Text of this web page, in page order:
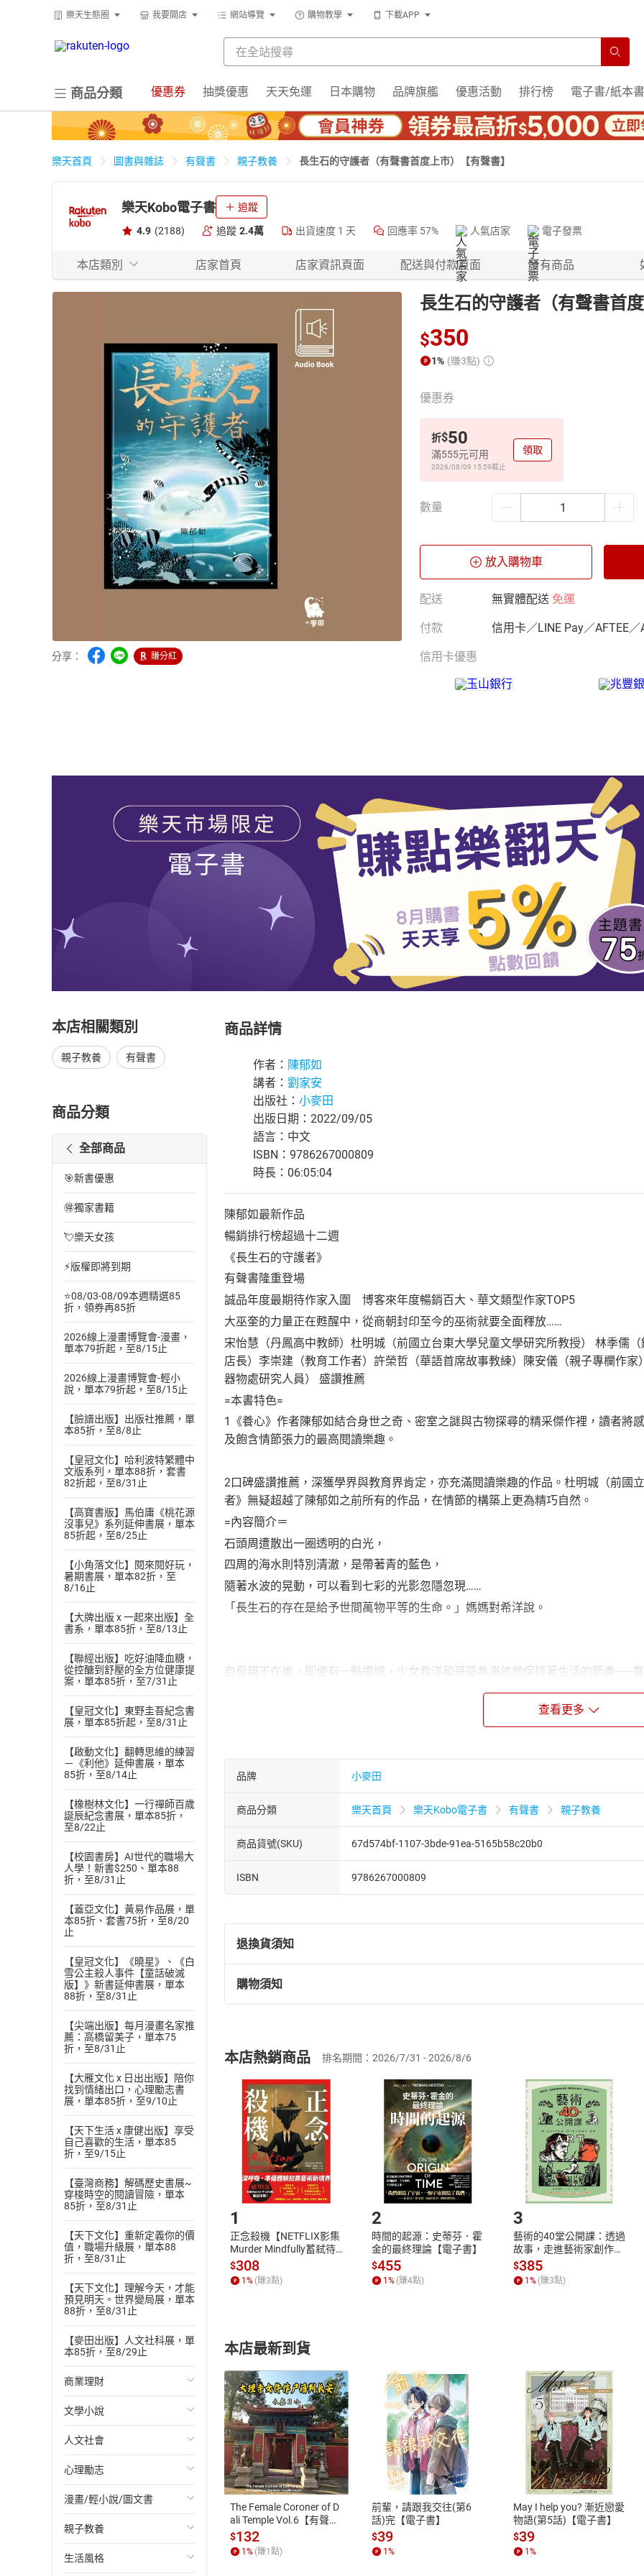
樂天生態圈 我要開店 網站導覽 購物教學 下載APP
商品分類 優惠券 抽獎優惠 天天免運 日本購物 品牌旗艦 優惠活動 排行榜 電子書/紙本書
樂天首頁 圖書與雜誌 有聲書 親子教養 長生石的守護者（有聲書首度上市）【有聲書】
樂天Kobo電子書 追蹤
4.9 (2188) 追蹤 2.4萬 出貨速度 1 天 回應率 57% 人氣店家 電子發票
本店類別 店家首頁 店家資訊頁面 配送與付款頁面 所有商品
分享： 賺分紅
長生石的守護者（有聲書首
$350
1% (賺3點)
優惠券
折$50
滿555元可用
2026/08/09 15:59截止
領取
數量
放入購物車
配送 無實體配送 免運
付款 信用卡／LINE Pay／AFTEE／
信用卡優惠
本店相關類別
親子教養 有聲書
商品分類
全部商品
🎯新書優惠
🉐獨家書籍
💘樂天女孩
⚡版權即將到期
⭐08/03-08/09本週精選85
折，領券再85折
2026線上漫畫博覽會-漫畫，
單本79折起，至8/15止
2026線上漫畫博覽會-輕小
說，單本79折起，至8/15止
【臉譜出版】出版社推薦，單
本85折，至8/8止
【皇冠文化】哈利波特繁體中
文版系列，單本88折，套書
82折起，至8/31止
【高寶書版】馬伯庸《桃花源
沒事兒》系列延伸書展，單本
85折起，至8/25止
【小角落文化】閱來閱好玩，
暑期書展，單本82折，至
8/16止
【大牌出版 x 一起來出版】全
書系，單本85折，至8/13止
【聯經出版】吃好油降血糖，
從控醣到舒壓的全方位健康提
案，單本85折，至7/31止
【皇冠文化】東野圭吾紀念書
展，單本85折起，至8/31止
【啟動文化】翻轉思維的練習
－《利他》延伸書展，單本
85折，至8/14止
【橡樹林文化】一行禪師百歲
誕辰紀念書展，單本85折，
至8/22止
【校園書房】AI世代的職場大
人學！新書$250、單本88
折，至8/31止
【蓋亞文化】黃易作品展，單
本85折、套書75折，至8/20
止
【皇冠文化】《曉星》、《白
雪公主殺人事件【童話破滅
版】》新書延伸書展，單本
88折，至8/31止
【尖端出版】每月漫畫名家推
薦：高橋留美子，單本75
折，至8/31止
【大雁文化 x 日出出版】陪你
找到情緒出口，心理勵志書
展，單本85折，至9/10止
【天下生活 x 康健出版】享受
自己喜歡的生活，單本85
折，至9/15止
【臺灣商務】解碼歷史書展~
穿梭時空的閱讀冒險，單本
85折，至8/31止
【天下文化】重新定義你的價
值，職場升級展，單本88
折，至8/31止
【天下文化】理解今天，才能
預見明天。世界變局展，單本
88折，至8/31止
【麥田出版】人文社科展，單
本85折，至8/29止
商業理財
投資理財
經濟/趨勢
財務/金融
管理/領導
職場工作術
成功法
文學小說
歐美文學
日本文學
韓國文學
華文文學
經典文學
人文社會
國際關係
政治
社會科學
台灣/中國歷史
心理勵志
心靈成長/情緒
人際關係
兩性關係
漫畫/輕小說/圖文書
輕小說
奇幻/科幻
親子教養
教育現場
生活風格
商品詳情
作者： 陳郁如
講者： 劉家安
出版社： 小麥田
出版日期：2022/09/05
語言：中文
ISBN：9786267000809
時長：06:05:04
陳郁如最新作品
暢銷排行榜超過十二週
《長生石的守護者》
有聲書隆重登場
誠品年度最期待作家入圍 博客來年度暢銷百大、華文類型作家TOP5
大巫奎的力量正在甦醒中，從商朝封印至今的巫術就要全面釋放……
宋怡慧（丹鳳高中教師）杜明城（前國立台東大學兒童文學研究所教授） 林季儒
店長）李崇建（教育工作者）許榮哲（華語首席故事教練）陳安儀（親子專欄作
器物處研究人員） 盛讚推薦
=本書特色=
1《養心》作者陳郁如結合身世之奇、密室之謎與古物探尋的精采傑作裡，讀者將
及飽含情節張力的最高閱讀樂趣。
2口碑盛讚推薦，深獲學界與教育界肯定，亦充滿閱讀樂趣的作品。杜明城（前國
者》無疑超越了陳郁如之前所有的作品，在情節的構築上更為精巧自然。
=內容簡介＝
石頭周遭散出一圈透明的白光，
四周的海水則特別清澈，是帶著青的藍色，
隨著水波的晃動，可以看到七彩的光影忽隱忽現……
「長生石的存在是給予世間萬物平等的生命。」媽媽對希洋說。
自母親不在後，即使有一點遺憾，少女希洋和哥哥希海依然保持著生活的節奏——
希洋有次在海裡發現羊形石後，無意間啟動了封印的巫術，她與新認識的朋友合
芒的智梟找上門，讓沉埋十五年的凶殺案證物「鈴首青銅彎刀」重見天日，引出
到來的鬥法中助希洋一臂之力，幫助她拯救哥哥的性命……
害家人與朋友，而來自三千年前的商朝大巫師始終沒有放棄復活的念頭，準備藉
原收錄於《動物星球偵探推理事件簿》的兩篇〈靈羊〉、〈智梟〉，經作者全新
之奇、密室之謎與古物探尋的精采傑作裡，讀者將感受到貪念與正直的對決、誤
＝好評推薦＝
陳郁如的作品總令人覺得是做足功課而落筆的，古代文化知識豐富了情節的想像
來，《長生石的守護者》是陳郁如作品的一道里程碑，它令我對作者懷抱更深切
宋怡慧（丹鳳高中教師）：如果要票選最受歡迎的奇幻小說家，陳郁如絕對會是
邱慕泥（戀風草青少年書房店長）：一直期待〈靈羊〉和〈智梟〉故事最終結局
故事發展成一長篇小說，再次以無比奇幻的說故事能力，挑戰讀者想像力，為故
=目錄=
1.第一部 靈羊 希洋
2.久遠的商朝
3.雙羊玉
4.馬克杯
5.侑銘
6.雙羊會合
7.六羊相遇
8.在小吃店
11.智梟
12.施爸
13.名片
14.相見
15.周太太
16.夔龍現身
17.冰釋
18.第三部 青銅鈴首刀 鈴首刀
19.海蛇媽媽
20.往事
21.黑蛇
查看更多
品牌 小麥田
商品分類 樂天首頁 樂天Kobo電子書 有聲書 親子教養
商品貨號(SKU) 67d574bf-1107-3bde-91ea-5165b58c20b0
ISBN 9786267000809
退換貨須知
退換貨規定：
(一)依消費者保護法第19條第1項後段暨通訊交易解除權合理例外情事適用
(二)消費者訂購本店鋪之商品即代表知悉本店鋪所銷售之商品為電子書，
且已下載/存取電子書，不得請求退貨退款。
退貨方式：您欲取消訂單或辦理退貨時，請登入樂天市場，並於「我的訂單
貨」，本店鋪將依您的申請進行審核，待審核通過後將為您辦理退款事宜。
請注意，樂天市場須以整筆訂單為單位進行取消/退貨，恕無法以單支商品取
購物須知
挑選商品
Choose
放入購物車
Shopping cart
登入帳號
Login
購書後，如何開始使用？
Step1.選擇閱讀載具 Step2.登入
付款方式
ATM轉帳、信用卡、LINE PAY、AFTEE
退換貨規範
本店是否提供消費者保護法七日猶
之權利，遽消費者保護法及通訊交
除權合理例外情事適用準則，依商
質各有不同規定。詳細退換貨說明
照各商品說明。
本店熱銷商品 排名期間：2026/7/31 - 2026/8/6
1
正念殺機【NETFLIX影集
Murder Mindfully蓄弒待
發】【電子書】
$308
1 % (賺3點)
2
時間的起源：史蒂芬．霍
金的最終理論【電子書】
$455
1 % (賺4點)
3
藝術的40堂公開課：透過
故事，走進藝術家創作現
場，看藝術如何誕生、如
何形塑人類生活【電子
書】
$385
1 % (賺3點)
本店最新到貨
The Female Coroner of D
ali Temple Vol.6【有聲
書】
$132
1 % (賺1 點)
前輩，請跟我交往(第6
話)完【電子書】
$39
1 %
May I help you? 漸近戀愛
物語(第5話)【電子書】
$39
1 %